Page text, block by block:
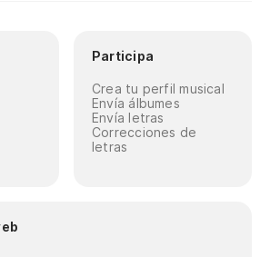
Participa
Crea tu perfil musical
Envía álbumes
Envía letras
Correcciones de
letras